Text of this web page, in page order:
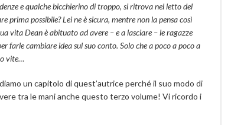
e qualche bicchierino di troppo, si ritrova nel letto del
possibile? Lei ne è sicura, mentre non la pensa così
vita Dean è abituato ad avere – e a lasciare – le ragazze
farle cambiare idea sul suo conto. Solo che a poco a poco a
vite…
un capitolo di quest’autrice perché il suo modo di
tra le mani anche questo terzo volume! Vi ricordo i